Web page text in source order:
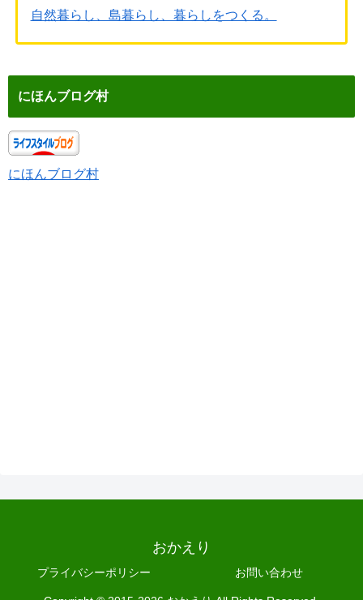
自然暮らし、島暮らし、暮らしをつくる。
にほんブログ村
にほんブログ村
おかえり
プライバシーポリシー お問い合わせ